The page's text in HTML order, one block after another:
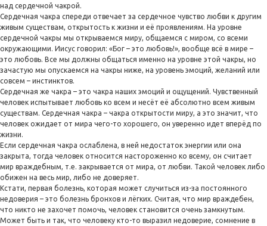
над сердечной чакрой.
Сердечная чакра спереди отвечает за сердечное чувство любви к другим
живым существам, открытость к жизни и её проявлениям. На уровне
сердечной чакры мы открываемся миру, общаемся с миром, со всеми
окружающими. Иисус говорил: «Бог – это любовь!», вообще всё в мире –
это любовь. Все мы должны общаться именно на уровне этой чакры, но
зачастую мы опускаемся на чакры ниже, на уровень эмоций, желаний или
совсем – инстинктов.
Сердечная же чакра – это чакра наших эмоций и ощущений. Чувственный
человек испытывает любовь ко всем и несёт её абсолютно всем живым
существам. Сердечная чакра – чакра открытости миру, а это значит, что
человек ожидает от мира чего-то хорошего, он уверенно идет вперёд по
жизни.
Если сердечная чакра ослаблена, в ней недостаток энергии или она
закрыта, тогда человек относится настороженно ко всему, он считает
мир враждебным, т.е. закрывается от мира, от любви. Такой человек либо
обижен на весь мир, либо не доверяет.
Кстати, первая болезнь, которая может случиться из-за постоянного
недоверия – это болезнь бронхов и лёгких. Считая, что мир враждебен,
что никто не захочет помочь, человек становится очень замкнутым.
Может быть и так, что человеку кто-то выразил недоверие, сомнение в